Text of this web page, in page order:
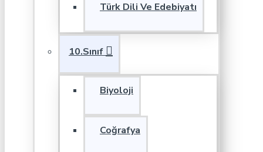
Türk Dili Ve Edebiyatı
10.Sınıf
Biyoloji
Coğrafya